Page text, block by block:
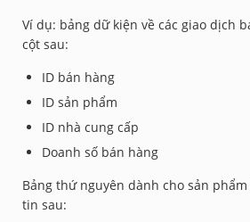
Ví dụ: bảng dữ kiện về các giao dịch
cột sau:
ID bán hàng
ID sản phẩm
ID nhà cung cấp
Doanh số bán hàng
Bảng thứ nguyên dành cho sản
tin sau: